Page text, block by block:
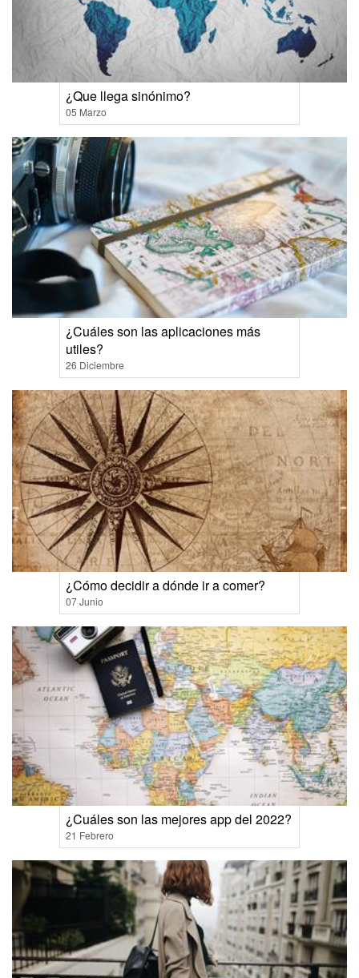
¿Que llega sinónimo?
05 Marzo
¿Cuáles son las aplicaciones más
utiles?
26 Diciembre
¿Cómo decidir a dónde ir a comer?
07 Junio
¿Cuáles son las mejores app del 2022?
21 Febrero